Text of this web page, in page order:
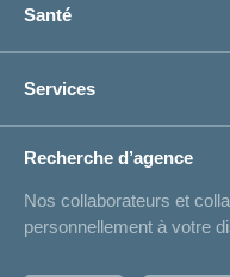
Assurances
Prévoyance
Je cherche une assurance
Situations de vie
Réaliser des économies
Santé
Boussole santé
Services
Listes des hôpitaux
Bulletin d'accident
Contact
Recherche d’agence
Nos collaborateurs et
personnellement à votre